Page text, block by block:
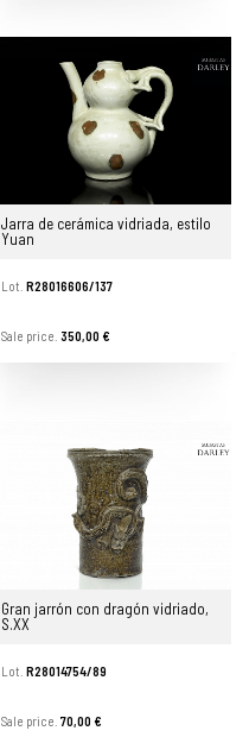
Jarra de cerámica vidriada, estilo
Yuan
Lot. R28016606/137
Sale price. 350,00 €
Gran jarrón con dragón vidriado,
S.XX
Lot. R28014754/89
Sale price. 70,00 €